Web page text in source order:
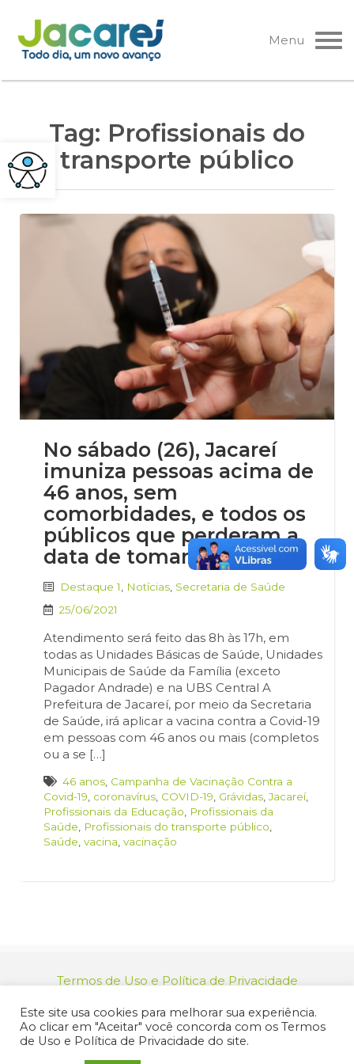
Pular
para
o
Menu
Tag: Profissionais do
transporte público
No sábado (26), Jacareí
imuniza pessoas acima de
46 anos, sem
comorbidades, e todos os
públicos que perderam a
data de tomar a vacina
Destaque 1 Notícias Secretaria de Saúde
25/06/2021
Atendimento será feito das 8h às 17h, em
todas as Unidades Básicas de Saúde, Unidades
Municipais de Saúde da Família (exceto
Pagador Andrade) e na UBS Central A
Prefeitura de Jacareí, por meio da Secretaria
de Saúde, irá aplicar a vacina contra a Covid-19
em pessoas com 46 anos ou mais (completos
ou a se […]
46 anos Campanha de Vacinação Contra a
Covid-19 coronavírus COVID-19 Grávidas ,Jacareí,
Profissionais da Educação
Profissionais da
Saúde
Profissionais do transporte público
Saúde vacina vacinação
Termos de Uso e Política de Privacidade
46.694.139/0001-83 | (12) 3955-9000
Endereço: Praça dos Três Poderes, 73 - Centro -
Jacareí/SP - CEP 12327-170
Este site usa cookies para melhorar sua experiência.
Ao clicar em "Aceitar" você concorda com os Termos
de Uso e Política de Privacidade do site.